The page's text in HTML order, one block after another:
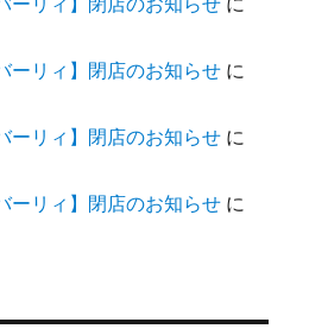
ーリィ】閉店のお知らせ に
ーリィ】閉店のお知らせ に
ーリィ】閉店のお知らせ に